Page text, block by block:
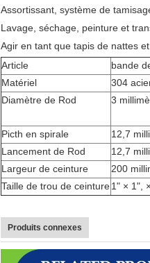
Assortissant, système de
Lavage, séchage, peinture et
Agir en tant que tapis de nattes
Article
bande
Matériel
304
Diamètre de Rod
3
Picth en spirale
12,7
Lancement de Rod
12,7
Largeur de ceinture
200
Taille de trou de ceinture1" × 1",
Produits connexes